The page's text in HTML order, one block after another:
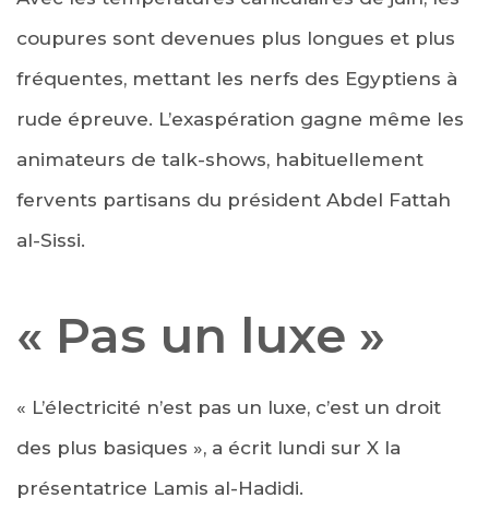
coupures sont devenues plus longues et plus
fréquentes, mettant les nerfs des Egyptiens à
rude épreuve. L’exaspération gagne même les
animateurs de talk-shows, habituellement
fervents partisans du président Abdel Fattah
al-Sissi.
« Pas un luxe »
« L’électricité n’est pas un luxe, c’est un droit
des plus basiques », a écrit lundi sur X la
présentatrice Lamis al-Hadidi.